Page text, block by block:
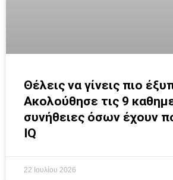
Θέλεις να γίνεις πιο
Ακολούθησε τις 9
συνήθειες όσων έχουν
IQ
22 Ιουλίου 2026